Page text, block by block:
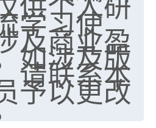
学习使
及商业盈
如涉及版
请联系本
予以更改